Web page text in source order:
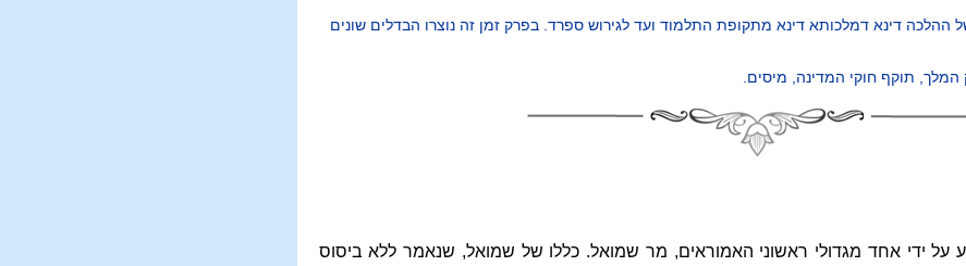
דינא דמלכותא דינא מתקופת התלמוד ועד לגירוש ספרד. בפרק זמן זה נוצרו הבדלים שונים
תוקף חוקי המדינה, מיסים.
על ידי אחד מגדולי ראשוני האמוראים, מר שמואל. כללו של שמואל, שנאמר ללא ביסוס